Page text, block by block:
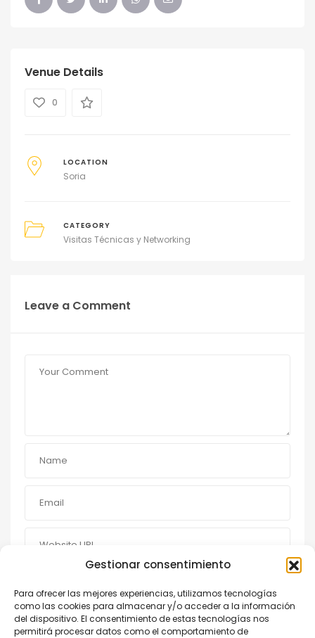
Gestionar consentimiento
Para ofrecer las mejores experiencias, utilizamos tecnologías
como las cookies para almacenar y/o acceder a la información
del dispositivo. El consentimiento de estas tecnologías nos
permitirá procesar datos como el comportamiento de
Venue Details
0
LOCATION
Soria
CATEGORY
Visitas Técnicas y Networking
Leave a Comment
next time I comment.